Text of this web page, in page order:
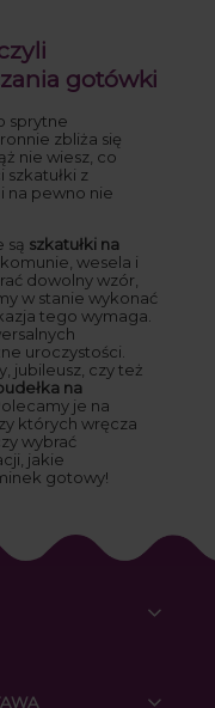
gotówki
sprytne
zbliża się
nie wiesz, co
z
na pewno nie
są szkatułki na
wesela i
dowolny wzór,
w stanie wykonać
tego wymaga.
uroczystości.
jubileusz, czy też
na
je na
których wręcza
wybrać
jakie
gotowy!